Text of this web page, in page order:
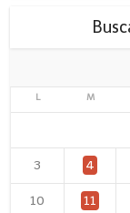
L M
3 4
10 11